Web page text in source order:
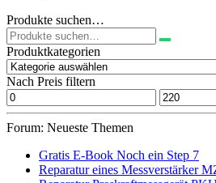
Produkte suchen…
Suchen
nach:
Produktkategorien
Nach Preis filtern
Min.
Preis
Max.
Preis
Forum: Neueste Themen
Gratis E-Book Noch ein Step 7
Reparatur eines Messverstärker